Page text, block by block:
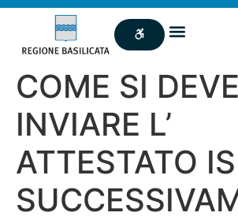
COME SI DEVE
INVIARE L’
ATTESTATO